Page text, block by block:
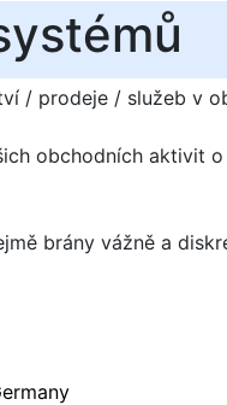
/ prodeje / služeb v
obchodních aktivit
brány vážně a